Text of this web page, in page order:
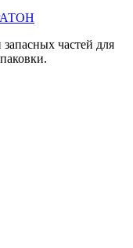
частей для